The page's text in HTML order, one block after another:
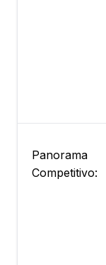
Panorama
Competitivo: